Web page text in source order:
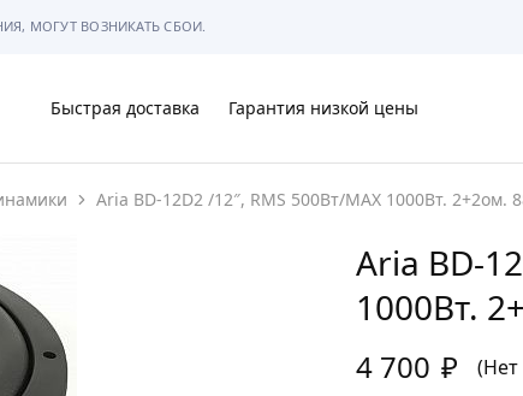
МОГУТ ВОЗНИКАТЬ СБОИ.
Быстрая доставка Гарантия низкой цены
Aria BD-12D2 /12″, RMS 500Вт/МАХ 1000Вт. 2+2ом.
Aria BD-
1000Вт.
4 700 ₽